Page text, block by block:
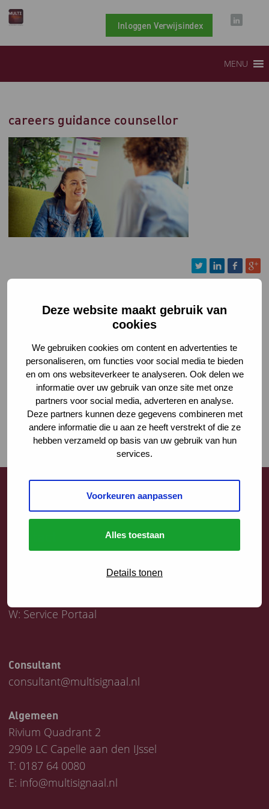
Deze website maakt gebruik van
cookies
We gebruiken cookies om content en advertenties te
personaliseren, om functies voor social media te bieden
en om ons websiteverkeer te analyseren. Ook delen we
informatie over uw gebruik van onze site met onze
partners voor social media, adverteren en analyse.
Deze partners kunnen deze gegevens combineren met
andere informatie die u aan ze heeft verstrekt of die ze
hebben verzameld op basis van uw gebruik van hun
services.
Voorkeuren aanpassen
Alles toestaan
Details tonen
Inloggen Verwijsindex
MENU
careers guidance counsellor
W: Service Portaal
Consultant
consultant@multisignaal.nl
Algemeen
Rivium Quadrant 2
2909 LC Capelle aan den IJssel
T: 0187 64 0080
E: info@multisignaal.nl